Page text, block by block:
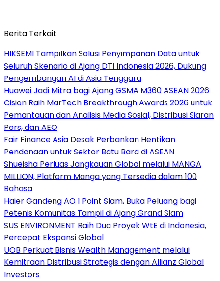
Berita Terkait
HIKSEMI Tampilkan Solusi Penyimpanan Data untuk
Seluruh Skenario di Ajang DTI Indonesia 2026, Dukung
Pengembangan AI di Asia Tenggara
Huawei Jadi Mitra bagi Ajang GSMA M360 ASEAN 2026
Cision Raih MarTech Breakthrough Awards 2026 untuk
Pemantauan dan Analisis Media Sosial, Distribusi Siaran
Pers, dan AEO
Fair Finance Asia Desak Perbankan Hentikan
Pendanaan untuk Sektor Batu Bara di ASEAN
Shueisha Perluas Jangkauan Global melalui MANGA
MILLION, Platform Manga yang Tersedia dalam 100
Bahasa
Haier Gandeng AO 1 Point Slam, Buka Peluang bagi
Petenis Komunitas Tampil di Ajang Grand Slam
SUS ENVIRONMENT Raih Dua Proyek WtE di Indonesia,
Percepat Ekspansi Global
UOB Perkuat Bisnis Wealth Management melalui
Kemitraan Distribusi Strategis dengan Allianz Global
Investors